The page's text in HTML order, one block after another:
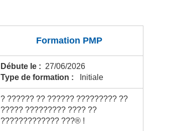
Formation PMP
Débute le : 27/06/2026
Type de formation :
Initiale
? ?????? ?? ?????? ????????? ??
????? ????????? ???? ??
????????????? ???® !